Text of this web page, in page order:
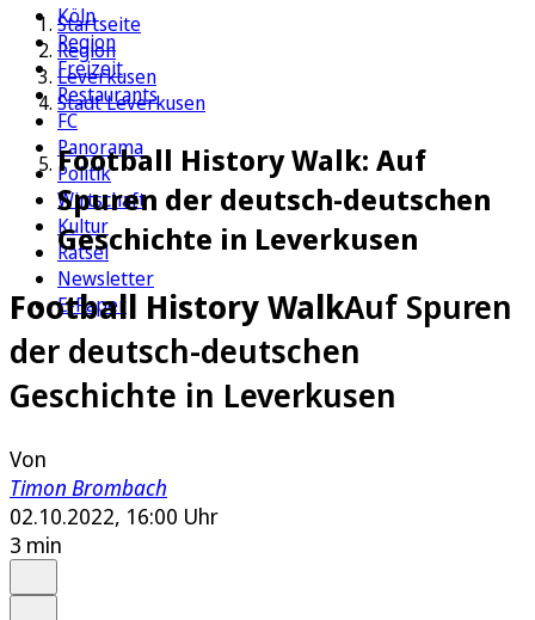
Köln
Region
Freizeit
Restaurants
FC
Panorama
Politik
Wirtschaft
Kultur
Rätsel
Newsletter
E-Paper
Startseite
Region
Leverkusen
Stadt Leverkusen
Football History Walk: Auf
Spuren der deutsch-deutschen
Geschichte in Leverkusen
Football History WalkAuf Spuren
der deutsch-deutschen
Geschichte in Leverkusen
Von
Timon Brombach
02.10.2022, 16:00 Uhr
3 min